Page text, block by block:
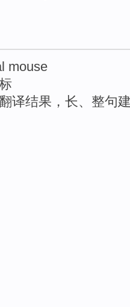
mouse
译结果，长、整句